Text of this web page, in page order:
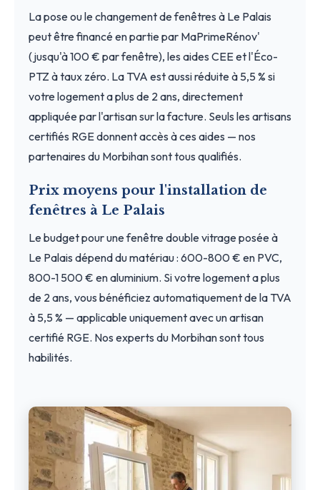
La pose ou le changement de fenêtres à Le Palais
peut être financé en partie par MaPrimeRénov'
(jusqu'à 100 € par fenêtre), les aides CEE et l'Éco-
PTZ à taux zéro. La TVA est aussi réduite à 5,5 % si
votre logement a plus de 2 ans, directement
appliquée par l'artisan sur la facture. Seuls les artisans
certifiés RGE donnent accès à ces aides — nos
partenaires du Morbihan sont tous qualifiés.
Prix moyens pour l'installation de
fenêtres à Le Palais
Le budget pour une fenêtre double vitrage posée à
Le Palais dépend du matériau : 600-800 € en PVC,
800-1 500 € en aluminium. Si votre logement a plus
de 2 ans, vous bénéficiez automatiquement de la TVA
à 5,5 % — applicable uniquement avec un artisan
certifié RGE. Nos experts du Morbihan sont tous
habilités.